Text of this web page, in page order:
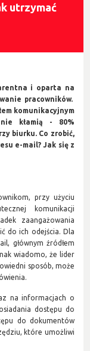
utrzymać
i oparta na
pracowników.
komunikacyjnym
kłamią - 80%
biurku. Co zrobić,
e-mail? Jak się z
przy użyciu
komunikacji
zaangażowania
do ich odejścia. Dla
głównym źródłem
wiadomo, że lider
sposób, może
na informacjach o
dostępu do
do dokumentów
które umożliwi